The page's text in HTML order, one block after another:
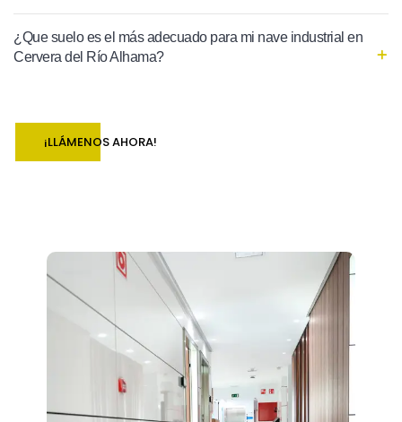
¿Que suelo es el más adecuado para mi nave industrial en
Cervera del Río Alhama?
¡LLÁMENOS AHORA!